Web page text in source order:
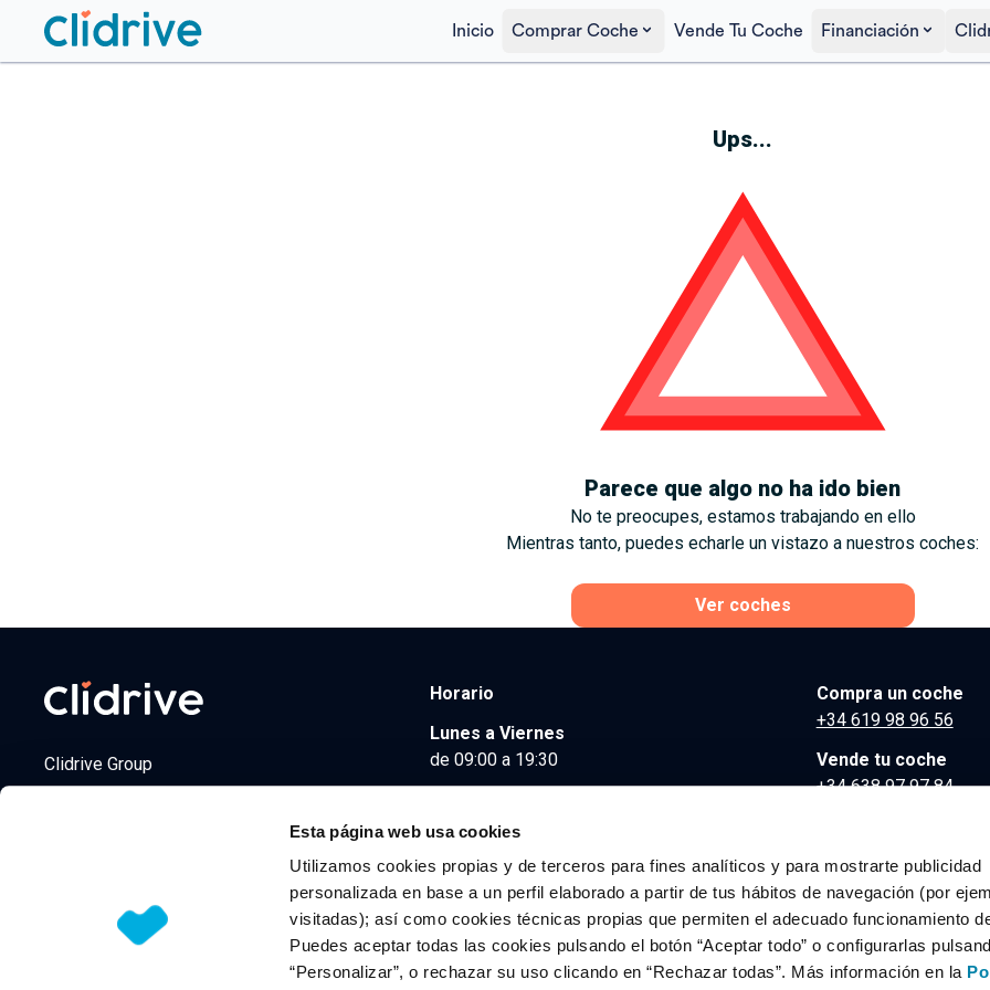
Esta página web usa cookies
Utilizamos cookies propias y de terceros para fines analíticos y para mostrarte publicidad
personalizada en base a un perfil elaborado a partir de tus hábitos de navegación (por
visitadas); así como cookies técnicas propias que permiten el adecuado funcionamiento
Puedes aceptar todas las cookies pulsando el botón “Aceptar todo” o configurarlas
“Personalizar”, o rechazar su uso clicando en “Rechazar todas”. Más información en la
Inicio Comprar Coche Vende Tu Coche Financiación
Ups...
Parece que algo no ha ido bien
No te preocupes, estamos trabajando en ello
Mientras tanto, puedes echarle un vistazo a nuestros coches:
Ver coches
Clidrive Group
Horario
Lunes a Viernes
de 09:00 a 19:30
Compra un coche
+34 619 98 96 56
Vende tu coche
+34 638 97 97 84
© 2026 CLIDRIVE CAPITAL, SOCIEDAD LIMITADA. Todos los derechos reservados.